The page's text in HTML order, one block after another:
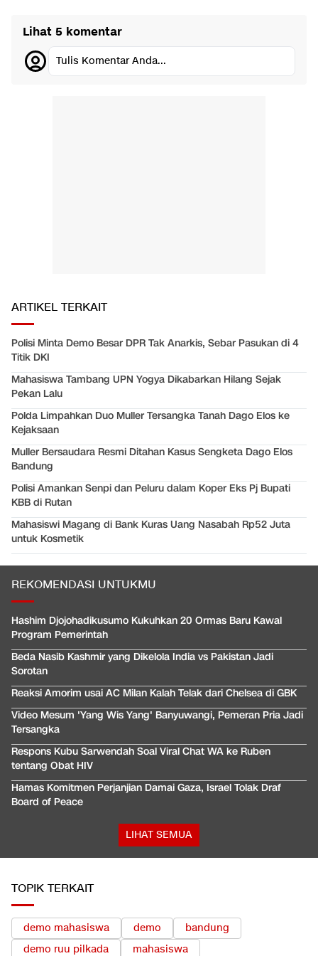
Lihat 5 komentar
Tulis Komentar Anda...
ARTIKEL TERKAIT
Polisi Minta Demo Besar DPR Tak Anarkis, Sebar Pasukan di 4
Titik DKI
Mahasiswa Tambang UPN Yogya Dikabarkan Hilang Sejak
Pekan Lalu
Polda Limpahkan Duo Muller Tersangka Tanah Dago Elos ke
Kejaksaan
Muller Bersaudara Resmi Ditahan Kasus Sengketa Dago Elos
Bandung
Polisi Amankan Senpi dan Peluru dalam Koper Eks Pj Bupati
KBB di Rutan
Mahasiswi Magang di Bank Kuras Uang Nasabah Rp52 Juta
untuk Kosmetik
REKOMENDASI UNTUKMU
Hashim Djojohadikusumo Kukuhkan 20 Ormas Baru Kawal
Program Pemerintah
Beda Nasib Kashmir yang Dikelola India vs Pakistan Jadi
Sorotan
Reaksi Amorim usai AC Milan Kalah Telak dari Chelsea di GBK
Video Mesum 'Yang Wis Yang' Banyuwangi, Pemeran Pria Jadi
Tersangka
Respons Kubu Sarwendah Soal Viral Chat WA ke Ruben
tentang Obat HIV
Hamas Komitmen Perjanjian Damai Gaza, Israel Tolak Draf
Board of Peace
LIHAT SEMUA
TOPIK TERKAIT
demo mahasiswa demo
bandung
demo ruu pilkada
mahasiswa